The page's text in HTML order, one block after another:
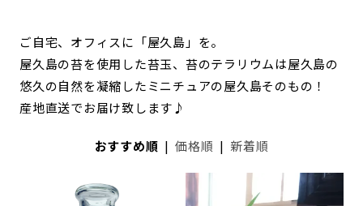
ご自宅、オフィスに「屋久島」を。
屋久島の苔を使用した苔玉、苔のテラリウムは屋久島の
悠久の自然を凝縮したミニチュアの屋久島そのもの！
産地直送でお届け致します♪
おすすめ順 |価格順 | 新着順